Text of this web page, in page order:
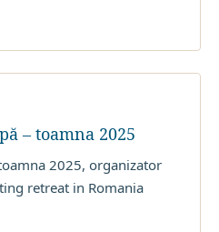
– toamna 2025
2025, organizator
retreat in Romania